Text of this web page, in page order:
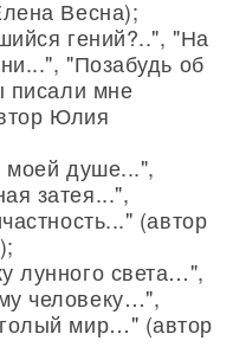
Весна);
гений?..", "На
"Позабудь об
писали мне
Юлия
моей душе...",
затея...",
(автор
лунного света…",
человеку…",
мир…" (автор